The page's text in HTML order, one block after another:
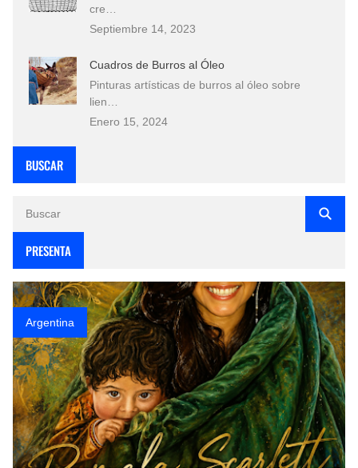
cre…
Septiembre 14, 2023
Cuadros de Burros al Óleo
Pinturas artísticas de burros al óleo sobre
lien…
Enero 15, 2024
BUSCAR
PRESENTA
Argentina